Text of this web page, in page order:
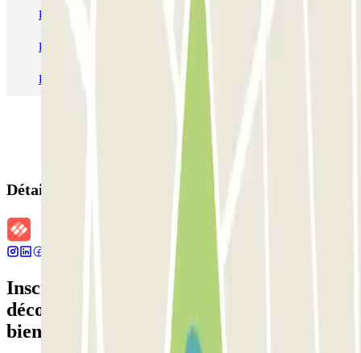
Parking Charles de Gaulle - Roissy Aeroport
Parking Aéroport Roland Garros La Réunion P4 Longue Durée
Parking Aéroport Barcelone Parking Aéroport Beauvais
Détails de la réservation
Inscrivez-vous à notre newsletter et
découvrez des réductions, des concours et
bien d'autres surprises.